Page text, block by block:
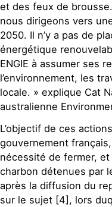
et des feux de
nous dirigeons vers
2050. Il n’y a pas de
énergétique
ENGIE à assumer ses
l’environnement, les
locale. » explique Cat
australienne
L’objectif de ces
gouvernement
nécessité de fermer,
charbon détenues par
après la diffusion du
sur le sujet [4], lors